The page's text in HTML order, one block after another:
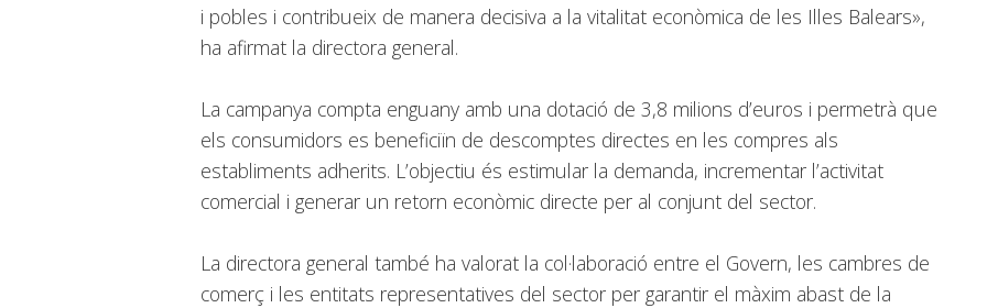
i pobles i contribueix de manera decisiva a la vitalitat econòmica de les Illes Balears»,
ha afirmat la directora general.
La campanya compta enguany amb una dotació de 3,8 milions d’euros i permetrà que
els consumidors es beneficiïn de descomptes directes en les compres als
establiments adherits. L’objectiu és estimular la demanda, incrementar l’activitat
comercial i generar un retorn econòmic directe per al conjunt del sector.
La directora general també ha valorat la col·laboració entre el Govern, les cambres de
comerç i les entitats representatives del sector per garantir el màxim abast de la